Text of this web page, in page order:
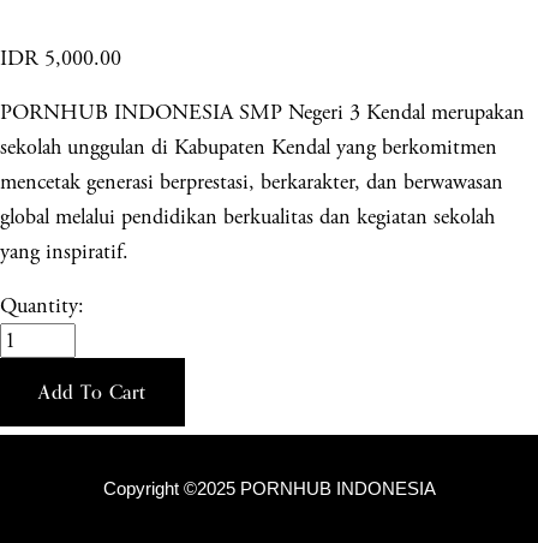
IDR 5,000.00
PORNHUB INDONESIA SMP Negeri 3 Kendal merupakan
sekolah unggulan di Kabupaten Kendal yang berkomitmen
mencetak generasi berprestasi, berkarakter, dan berwawasan
global melalui pendidikan berkualitas dan kegiatan sekolah
yang inspiratif.
Quantity:
Add To Cart
Copyright ©2025 PORNHUB INDONESIA